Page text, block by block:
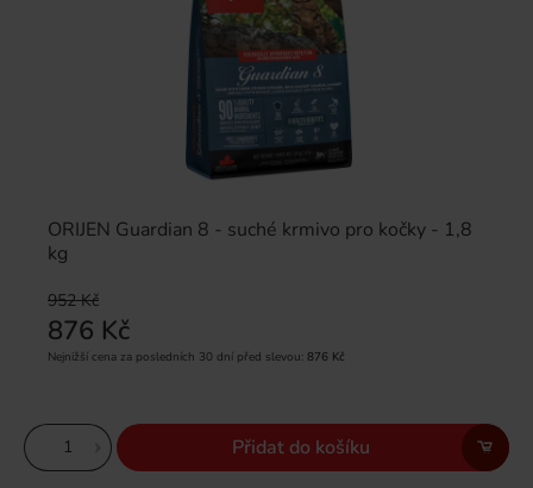
ORIJEN Guardian 8 - suché krmivo pro kočky - 1,8
kg
952 Kč
876 Kč
Nejnižší cena za posledních 30 dní před slevou: 876 Kč
Přidat do košíku